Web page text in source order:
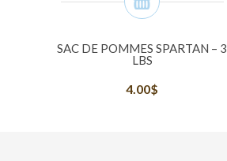
SAC DE POMMES SPARTAN – 3
LBS
4.00$